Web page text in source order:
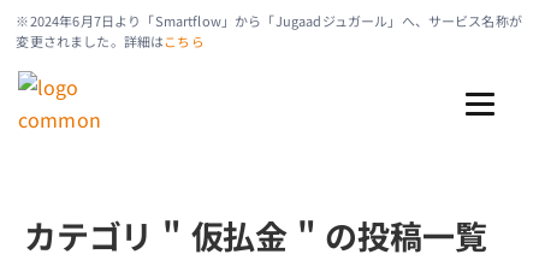
※2024年6月7日より「Smartflow」から「Jugaadジュガール」へ、サービス名称が
変更されました。詳細はこちら
カテゴリ " 仮払金 " の投稿一覧